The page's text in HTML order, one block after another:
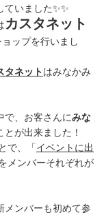
いました✨✨
カスタネット
ップを行いまし
タネットはみなかみ
で、お客さんにみな
とが出来ました！
で、「イベントに出
メンバーそれぞれが
メンバーも初めて参